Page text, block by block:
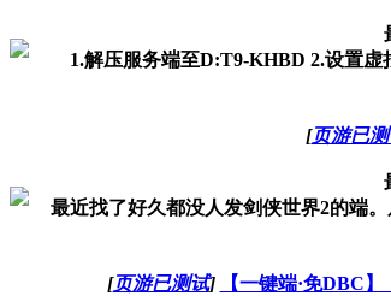
1.解压服务端至D:T9-KHBD 2.设置虚
[页游已
最近找了好久都没人发剑侠世界2的端
[页游已测试]
【一键端·免DBC